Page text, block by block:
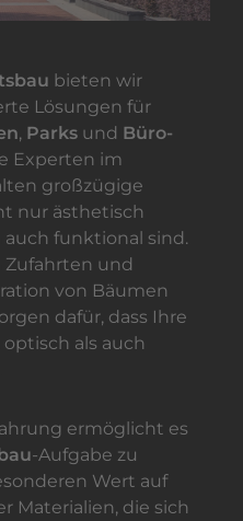
bieten wir
Lösungen für
, Parks und Büro-
Experten im
großzügige
nur ästhetisch
funktional sind.
Zufahrten und
von Bäumen
dafür, dass Ihre
als auch
ermöglicht es
-Aufgabe zu
Wert auf
Materialien, die sich